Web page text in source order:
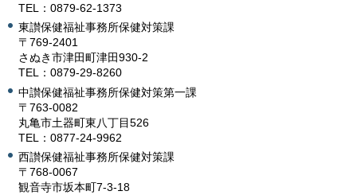
TEL：0879-62-1373
東讃保健福祉事務所保健対策課
〒769-2401
さぬき市津田町津田930-2
TEL：0879-29-8260
中讃保健福祉事務所保健対策第一課
〒763-0082
丸亀市土器町東八丁目526
TEL：0877-24-9962
西讃保健福祉事務所保健対策課
〒768-0067
観音寺市坂本町7-3-18